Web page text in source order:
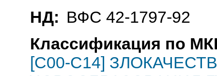
НД: ВФС 42-1797-92
Классификация по
[C00-C14]